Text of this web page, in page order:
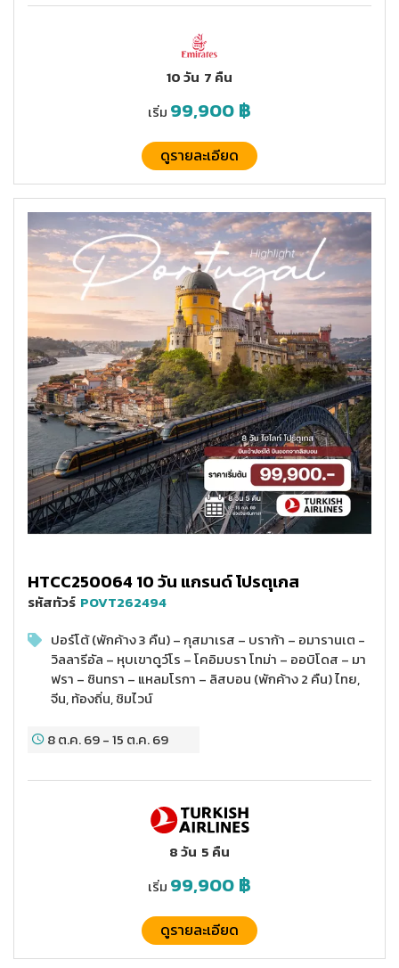
10 วัน 7 คืน
เริ่ม 99,900฿
ดูรายละเอียด
HTCC250064 10 วัน แกรนด์ โปรตุเกส
รหัสทัวร์ POVT262494
ปอร์โต้ (พักค้าง 3 คืน) – กุสมาเรส – บราก้า – อมารานเต -
วิลลารีอัล – หุบเขาดูว์โร – โคอิมบรา โทม่า – ออบิโดส – มา
ฟรา – ซินทรา – แหลมโรกา – ลิสบอน (พักค้าง 2 คืน) ไทย,
จีน, ท้องถิ่น, ชิมไวน์
8 ต.ค. 69-15 ต.ค. 69
8 วัน 5 คืน
เริ่ม 99,900฿
ดูรายละเอียด